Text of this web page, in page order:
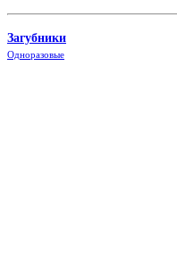
Загубники
Одноразовые